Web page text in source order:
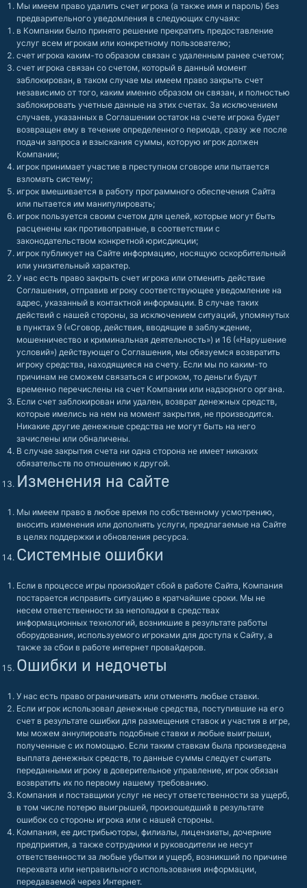
Мы имеем право удалить счет игрока (а также имя и пароль) без
предварительного уведомления в следующих случаях:
в Компании было принято решение прекратить предоставление
услуг всем игрокам или конкретному пользователю;
счет игрока каким-то образом связан с удаленным ранее счетом;
счет игрока связан со счетом, который в данный момент
заблокирован, в таком случае мы имеем право закрыть счет
независимо от того, каким именно образом он связан, и полностью
заблокировать учетные данные на этих счетах. За исключением
случаев, указанных в Соглашении остаток на счете игрока будет
возвращен ему в течение определенного периода, сразу же после
подачи запроса и взыскания суммы, которую игрок должен
Компании;
игрок принимает участие в преступном сговоре или пытается
взломать систему;
игрок вмешивается в работу программного обеспечения Сайта
или пытается им манипулировать;
игрок пользуется своим счетом для целей, которые могут быть
расценены как противоправные, в соответствии с
законодательством конкретной юрисдикции;
игрок публикует на Сайте информацию, носящую оскорбительный
или унизительный характер.
У нас есть право закрыть счет игрока или отменить действие
Соглашения, отправив игроку соответствующее уведомление на
адрес, указанный в контактной информации. В случае таких
действий с нашей стороны, за исключением ситуаций, упомянутых
в пунктах 9 («Сговор, действия, вводящие в заблуждение,
мошенничество и криминальная деятельность») и 16 («Нарушение
условий») действующего Соглашения, мы обязуемся возвратить
игроку средства, находящиеся на счету. Если мы по каким-то
причинам не сможем связаться с игроком, то деньги будут
временно перечислены на счет Компании или надзорного органа.
Если счет заблокирован или удален, возврат денежных средств,
которые имелись на нем на момент закрытия, не производится.
Никакие другие денежные средства не могут быть на него
зачислены или обналичены.
В случае закрытия счета ни одна сторона не имеет никаких
обязательств по отношению к другой.
Изменения на сайте
Мы имеем право в любое время по собственному усмотрению,
вносить изменения или дополнять услуги, предлагаемые на Сайте
в целях поддержки и обновления ресурса.
Системные ошибки
Если в процессе игры произойдет сбой в работе Сайта, Компания
постарается исправить ситуацию в кратчайшие сроки. Мы не
несем ответственности за неполадки в средствах
информационных технологий, возникшие в результате работы
оборудования, используемого игроками для доступа к Сайту, а
также за сбои в работе интернет провайдеров.
Ошибки и недочеты
У нас есть право ограничивать или отменять любые ставки.
Если игрок использовал денежные средства, поступившие на его
счет в результате ошибки для размещения ставок и участия в игре,
мы можем аннулировать подобные ставки и любые выигрыши,
полученные с их помощью. Если таким ставкам была произведена
выплата денежных средств, то данные суммы следует считать
переданными игроку в доверительное управление, игрок обязан
возвратить их по первому нашему требованию.
Компания и поставщики услуг не несут ответственности за ущерб,
в том числе потерю выигрышей, произошедший в результате
ошибок со стороны игрока или с нашей стороны.
Компания, ее дистрибьюторы, филиалы, лицензиаты, дочерние
предприятия, а также сотрудники и руководители не несут
ответственности за любые убытки и ущерб, возникший по причине
перехвата или неправильного использования информации,
передаваемой через Интернет.